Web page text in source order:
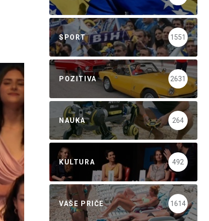
SPORT 1551
POZITIVA 2631
NAUKA 264
KULTURA 492
VAŠE PRIČE 1614